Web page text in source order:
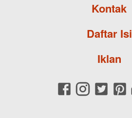
Kontak
Daftar Isi
Iklan